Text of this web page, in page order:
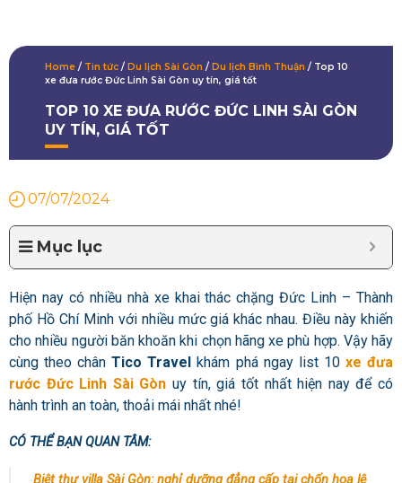
Home / Tin tức / Du lịch Sài Gòn / Du lịch Bình Thuận / Top 10
xe đưa rước Đức Linh Sài Gòn uy tín, giá tốt
TOP 10 XE ĐƯA RƯỚC ĐỨC LINH SÀI GÒN
UY TÍN, GIÁ TỐT
07/07/2024
Mục lục
Hiện nay có nhiều nhà xe khai thác chặng Đức Linh – Thành
phố Hồ Chí Minh với nhiều mức giá khác nhau. Điều này khiến
cho nhiều người băn khoăn khi chọn hãng xe phù hợp. Vậy hãy
cùng theo chân Tico Travelkhám phá ngay list 10 xe đưa
rước Đức Linh Sài Gòn uy tín, giá tốt nhất hiện nay để có
hành trình an toàn, thoải mái nhất nhé!
CÓ THỂ BẠN QUAN TÂM:
Biệt thự villa Sài Gòn: nghỉ dưỡng đẳng cấp tại chốn hoa lệ